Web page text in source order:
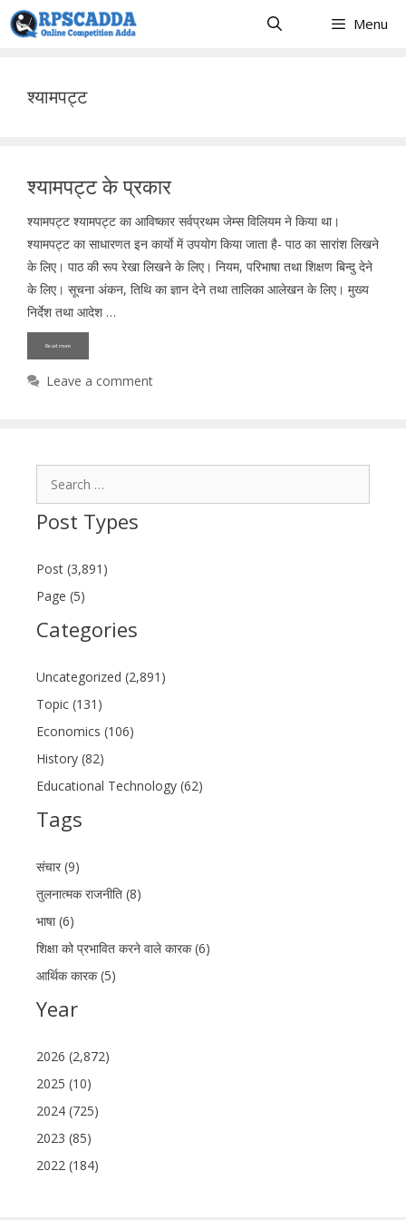
Skip
to
Menu
श्यामपट्ट
श्यामपट्ट के प्रकार
श्यामपट्ट श्यामपट्ट का आविष्कार सर्वप्रथम जेम्स विलियम ने किया था।
श्यामपट्ट का साधारणत इन कार्याे में उपयोग किया जाता है- पाठ का सारांश लिखने
के लिए। पाठ की रूप रेखा लिखने के लिए। नियम, परिभाषा तथा शिक्षण बिन्दु देने
के लिए। सूचना अंकन, तिथि का ज्ञान देने तथा तालिका आलेखन के लिए। मुख्य
निर्देश तथा आदेश …
Read more
Leave a comment
Post Types
Post (3,891)
Page (5)
Categories
Uncategorized (2,891)
Topic (131)
Economics (106)
History (82)
Educational Technology (62)
Tags
संचार (9)
तुलनात्मक राजनीति (8)
भाषा (6)
शिक्षा को प्रभावित करने वाले कारक (6)
आर्थिक कारक (5)
Year
2026 (2,872)
2025 (10)
2024 (725)
2023 (85)
2022 (184)